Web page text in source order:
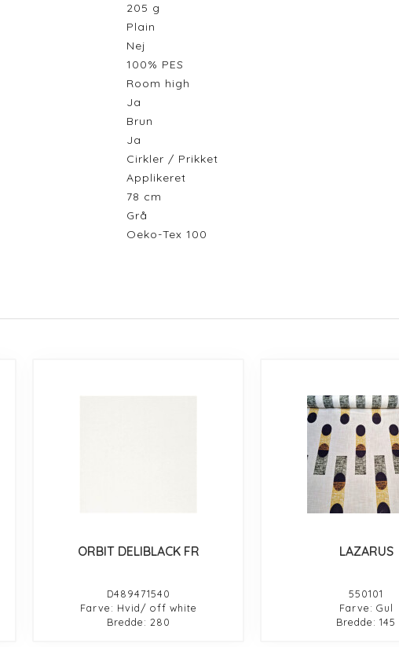
205 g
Plain
Nej
100% PES
Room high
Ja
Brun
Ja
Cirkler / Prikket
Applikeret
78 cm
Grå
Oeko-Tex 100
ORBIT DELIBLACK FR
D489471540
Farve: Hvid/ off white
Bredde: 280
LAZARUS
550101
Farve: Gul
Bredde: 145